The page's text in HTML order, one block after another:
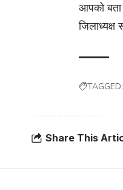
आपको बता
TAGGED:
Share This